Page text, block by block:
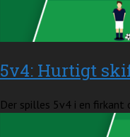
5v4: Hurtigt
Der spilles 5v4 i en firkant